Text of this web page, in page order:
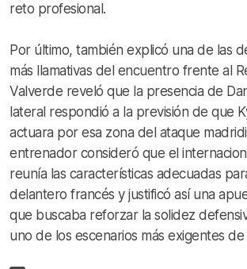
reto profesional.
Por último, también explicó una de las
más llamativas del encuentro frente al
Valverde reveló que la presencia de
lateral respondió a la previsión de que
actuara por esa zona del ataque
entrenador consideró que el
reunía las características adecuadas
delantero francés y justificó así una
que buscaba reforzar la solidez
uno de los escenarios más exigentes